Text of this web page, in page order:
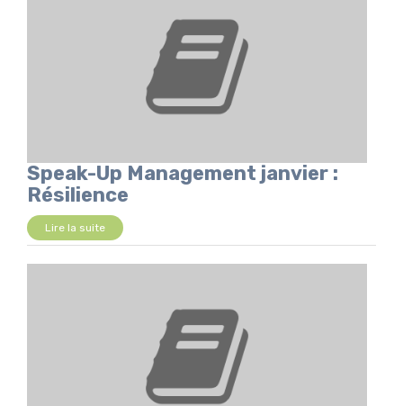
Speak-Up Management janvier :
Résilience
Lire la suite